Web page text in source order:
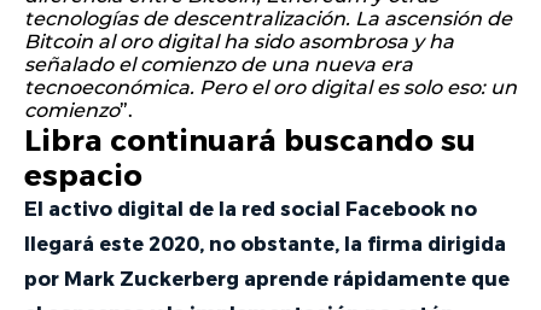
tecnologías de descentralización. La ascensión de
Bitcoin al oro digital ha sido asombrosa y ha
señalado el comienzo de una nueva era
tecnoeconómica. Pero el oro digital es solo eso: un
comienzo”.
Libra continuará buscando su
espacio
El activo digital de la red social Facebook no
llegará este 2020, no obstante, la firma dirigida
por Mark Zuckerberg aprende rápidamente que